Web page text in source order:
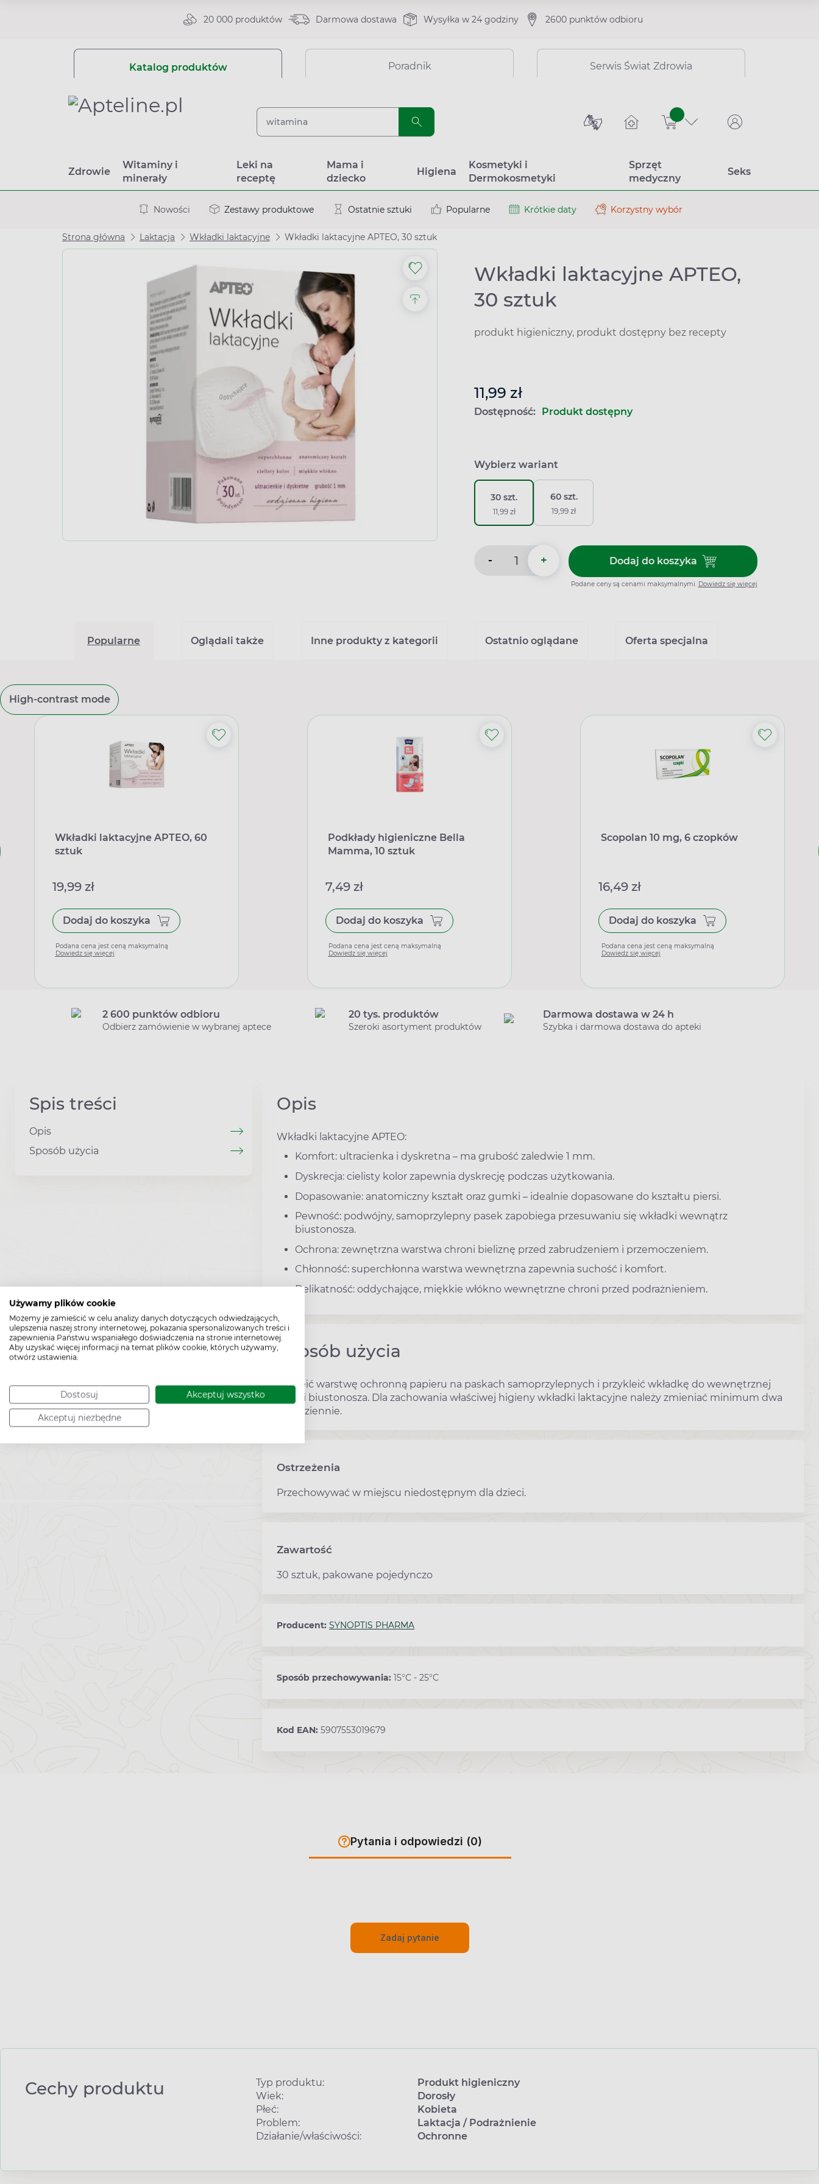
Używamy plików cookie
Możemy je zamieścić w celu analizy danych dotyczących odwiedzających,
ulepszenia naszej strony internetowej, pokazania spersonalizowanych treści i
zapewnienia Państwu wspaniałego doświadczenia na stronie internetowej.
Aby uzyskać więcej informacji na temat plików cookie, których używamy,
otwórz ustawienia.
Dostosuj Akceptuj wszystko
Akceptuj niezbędne
20 000 produktów Darmowa dostawa Wysyłka w 24 godziny 2600 punktów odbioru
Katalog produktów Poradnik Serwis Świat Zdrowia
sztuk
Zdrowie
Witaminy i
minerały
Leki na
receptę
Mama i
dziecko
Higiena
Kosmetyki i
Dermokosmetyki
Sprzęt
medyczny
Seks
Nowości Zestawy produktowe Ostatnie sztuki Popularne Krótkie daty Korzystny wybór
Strona główna Laktacja Wkładki laktacyjne Wkładki laktacyjne APTEO, 30 sztuk
Wkładki laktacyjne APTEO,
30 sztuk
produkt higieniczny, produkt dostępny bez recepty
11,99 zł
Dostępność: Produkt dostępny
Wybierz wariant
30 szt.
11,99 zł
60 szt.
19,99 zł
- + Dodaj do koszykaDodaj do koszyka Wkładki
Podane ceny są cenami maksymalnymi. Dowiedz się więcej
Popularne Oglądali także Inne produkty z kategorii Ostatnio oglądane Oferta specjalna
High-contrast mode
Wkładki laktacyjne APTEO, 60
sztuk
19,99 zł
Dodaj do koszyka
Podana cena jest ceną maksymalną
Dowiedz się więcej
Podkłady higieniczne Bella
Mamma, 10 sztuk
7,49 zł
Dodaj do koszyka
Podana cena jest ceną maksymalną
Dowiedz się więcej
Scopolan 10 mg, 6 czopków
16,49 zł
Dodaj do koszyka
Podana cena jest ceną maksymalną
Dowiedz się więcej
2 600 punktów odbioru
Odbierz zamówienie w wybranej aptece
20 tys. produktów
Szeroki asortyment produktów
Darmowa dostawa w 24 h
Szybka i darmowa dostawa do apteki
Spis treści
Opis
Sposób użycia
Opis
Wkładki laktacyjne APTEO:
Komfort: ultracienka i dyskretna – ma grubość zaledwie 1 mm.
Dyskrecja: cielisty kolor zapewnia dyskrecję podczas użytkowania.
Dopasowanie: anatomiczny kształt oraz gumki – idealnie dopasowane do kształtu piersi.
Pewność: podwójny, samoprzylepny pasek zapobiega przesuwaniu się wkładki wewnątrz
biustonosza.
Ochrona: zewnętrzna warstwa chroni bieliznę przed zabrudzeniem i przemoczeniem.
Chłonność: superchłonna warstwa wewnętrzna zapewnia suchość i komfort.
Delikatność: oddychające, miękkie włókno wewnętrzne chroni przed podrażnieniem.
Sposób użycia
Odkleić warstwę ochronną papieru na paskach samoprzylepnych i przykleić wkładkę do wewnętrznej
części biustonosza. Dla zachowania właściwej higieny wkładki laktacyjne należy zmieniać minimum dwa
razy dziennie.
Ostrzeżenia
Przechowywać w miejscu niedostępnym dla dzieci.
Zawartość
30 sztuk, pakowane pojedynczo
Producent: SYNOPTIS PHARMA
Sposób przechowywania: 15°C - 25°C
Kod EAN: 5907553019679
Pytania i odpowiedzi (0)
Zadaj pytanie
Cechy produktu Typ produktu:
Produkt higieniczny
Wiek:
Dorosły
Płeć:
Kobieta
Problem:
Laktacja / Podrażnienie
Działanie/właściwości:
Ochronne